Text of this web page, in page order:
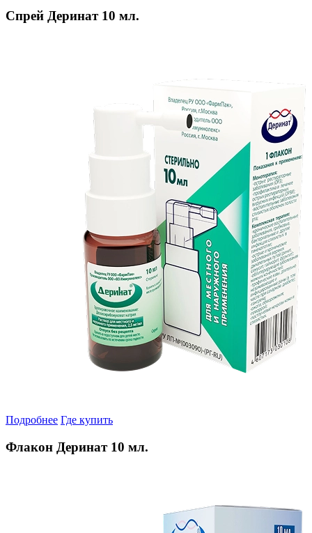
Спрей Деринат 10 мл.
Подробнее Где купить
Флакон Деринат 10 мл.